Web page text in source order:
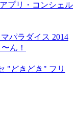
プリ・コンシェル
マパラダイス 2014
ん！
"どきどき" フリ